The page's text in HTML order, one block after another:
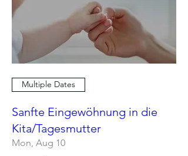
Multiple Dates
Sanfte Eingewöhnung in die
Kita/Tagesmutter
Mon, Aug 10